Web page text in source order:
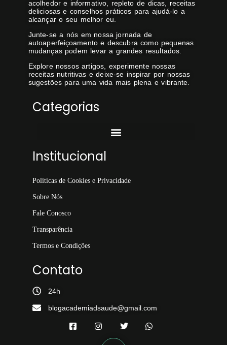
acolhedor e informativo, repleto de dicas, receitas
deliciosas e conselhos práticos para ajudá-lo a
alcançar o seu melhor eu.
Junte-se a nós em nossa jornada de
autoaperfeiçoamento e descubra como pequenas
mudanças podem levar a grandes resultados.
Explore nossos artigos, experimente nossas
receitas nutritivas e deixe-se inspirar por nossas
sugestões para uma vida mais plena e vibrante.
Categorias
Institucional
Politicas de Cookies e Privacidade
Sobre Nós
Fale Conosco
Transparência
Termos e Condições
Contato
24h
blogacademiadsaude@gmail.com